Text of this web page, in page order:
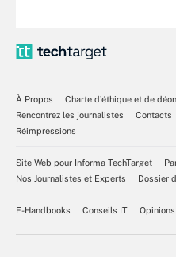
À Propos
Charte d’éthique et de
Rencontrez les journalistes
Contacts
Réimpressions
Site Web pour Informa TechTarget
Nos Journalistes et Experts
Dossier
E-Handbooks Conseils IT Opinions